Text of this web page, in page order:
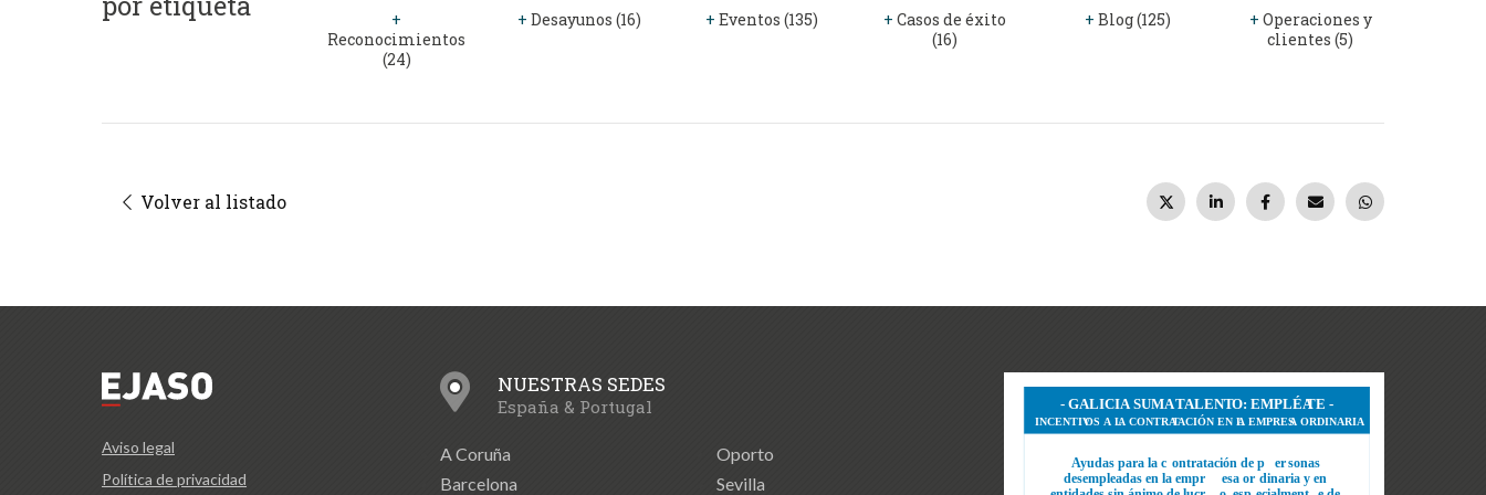
+
Reconocimientos
(24)
+ Desayunos (16) + Eventos (135) + Casos de éxito
(16)
+ Blog (125) + Operaciones y
clientes (5)
Volver al listado
Aviso legal
Política de privacidad
NUESTRAS SEDES
España & Portugal
A Coruña
Barcelona
Oporto
Sevilla